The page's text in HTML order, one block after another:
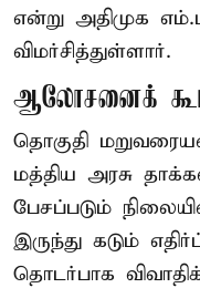
என்று அதிமுக
விமர்சித்துள்ளார்.
ஆலோசனைக்
தொகுதி
மத்திய அரசு
பேசப்படும்
இருந்து கடும்
தொடர்பாக